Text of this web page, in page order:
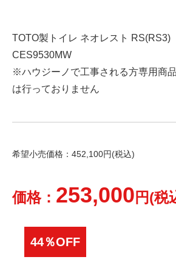
TOTO製トイレ ネオレスト RS(RS3)
CES9530MW
※ハウジーノで工事される方専用商
は行っておりません
希望小売価格：452,100円(税込)
価格： 253,000 円(税
44％OFF